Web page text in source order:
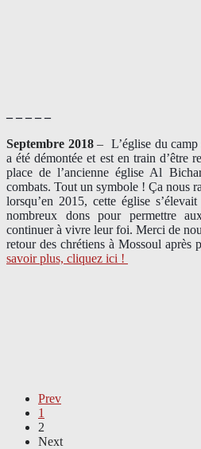
– – – – –
Septembre 2018– L’église du
a été démontée et est en train d’être
place de l’ancienne église Al
combats. Tout un symbole ! Ça nous
lorsqu’en 2015, cette église
nombreux dons pour permettre
continuer à vivre leur foi. Merci de
retour des chrétiens à Mossoul après
savoir plus, cliquez ici !
Prev
1
2
Next